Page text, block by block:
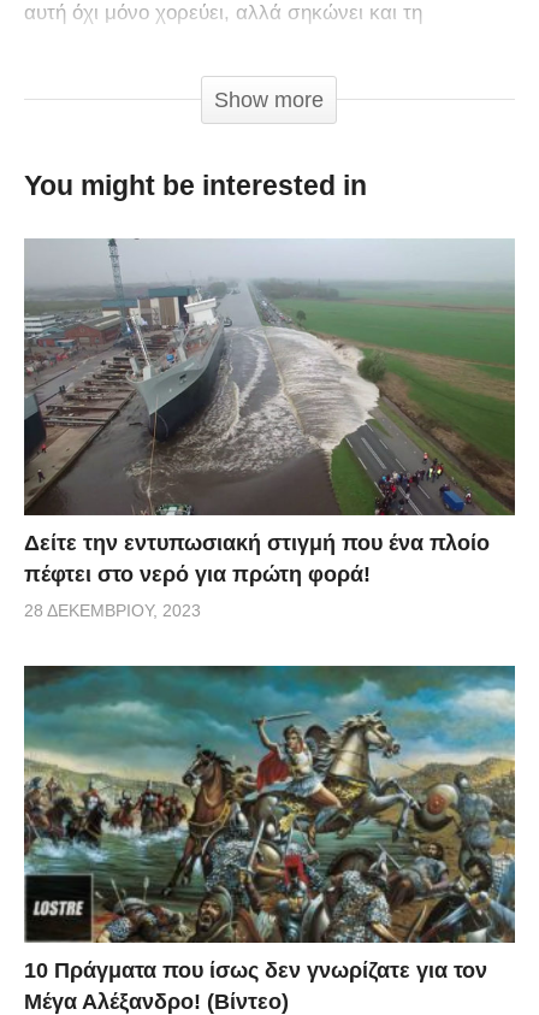
αυτή όχι μόνο χορεύει, αλλά σηκώνει και τη
τη χορογραφία αυτή να πήγε κατευθείαν στο
μαιευτήριο να γεννήσει.
Show more
You might be interested in
Δείτε την εντυπωσιακή στιγμή που ένα πλοίο
πέφτει στο νερό για πρώτη φορά!
28 ΔΕΚΕΜΒΡΊΟΥ, 2023
10 Πράγματα που ίσως δεν γνωρίζατε για τον
Μέγα Αλέξανδρο! (Βίντεο)